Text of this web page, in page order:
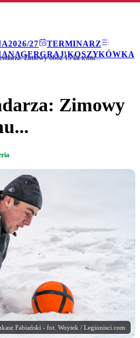
2026/27
TERMINARZ
GRAJ!KOSZYKÓWKA
Zimowy obóz 15 lat temu...
Zimowy
Fabiański - fot. Woytek / Legionisci.com